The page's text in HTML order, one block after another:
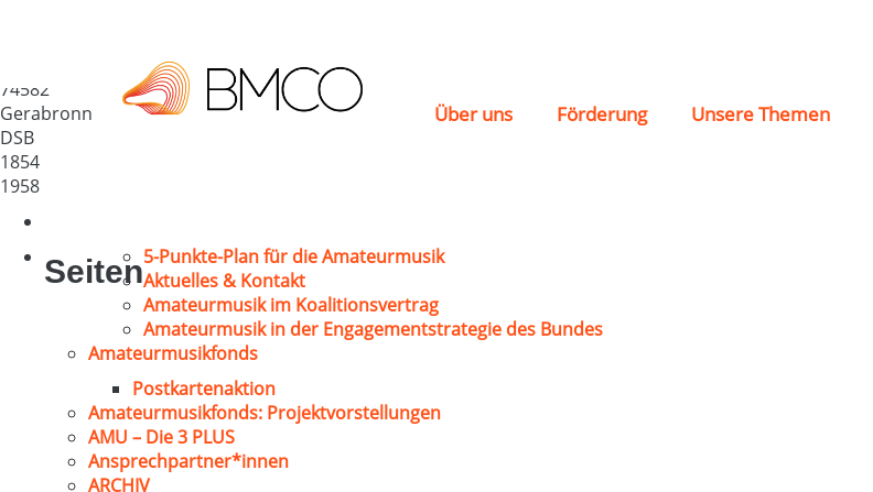
Über uns Förderung Unsere Themen
74582
Gerabronn
DSB
1854
1958
Seiten5-Punkte-Plan für die Amateurmusik
Aktuelles & Kontakt
Amateurmusik im Koalitionsvertrag
Amateurmusik in der Engagementstrategie des Bundes
Amateurmusikfonds
Postkartenaktion
Amateurmusikfonds: Projektvorstellungen
AMU – Die 3 PLUS
Ansprechpartner*innen
ARCHIV